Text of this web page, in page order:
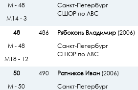
Санкт-Петербург
СШОР по ЛВС
М - 48
М14 - 3
48
486 Рябоконь Владимир(2006)
Санкт-Петербург
СШОР по ЛВС
М - 48
М18 - 12
50
490 Ратников Иван(2006)
Санкт-Петербург
М - 50